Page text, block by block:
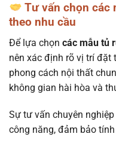
Tư vấn chọn các
theo nhu cầu
Để lựa chọn các mẫu tủ
nên xác định rõ vị trí đặt
phong cách nội thất
không gian hài hòa và
Sự tư vấn chuyên
công năng, đảm bảo